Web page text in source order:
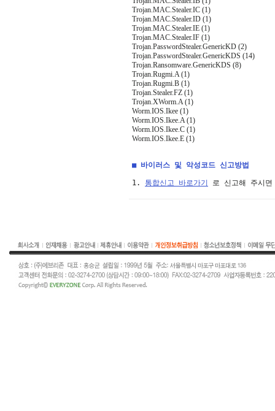
Trojan.MAC.Stealer.IC (1)
Trojan.MAC.Stealer.ID (1)
Trojan.MAC.Stealer.IE (1)
Trojan.MAC.Stealer.IF (1)
Trojan.PasswordStealer.GenericKD (2)
Trojan.PasswordStealer.GenericKDS (14)
Trojan.Ransomware.GenericKDS (8)
Trojan.Rugmi.A (1)
Trojan.Rugmi.B (1)
Trojan.Stealer.FZ (1)
Trojan.XWorm.A (1)
Worm.IOS.Ikee (1)
Worm.IOS.Ikee.A (1)
Worm.IOS.Ikee.C (1)
Worm.IOS.Ikee.E (1)
■ 바이러스 및 악성코드 신고방법
1. 통합신고 바로가기 로 신고해 주시